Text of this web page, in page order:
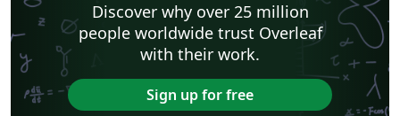
Discover why over 25 million
people worldwide trust Overleaf
with their work.
Sign up for free